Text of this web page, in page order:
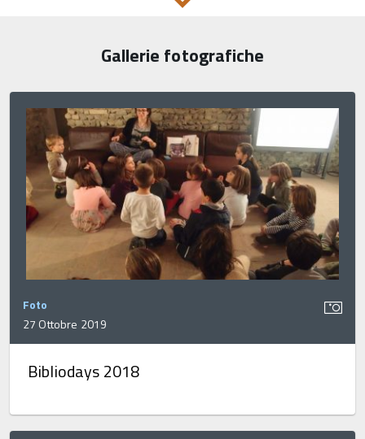
Gallerie fotografiche
Foto
27 Ottobre 2019
Bibliodays 2018